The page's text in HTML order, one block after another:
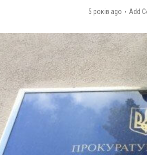
5 років ago Add